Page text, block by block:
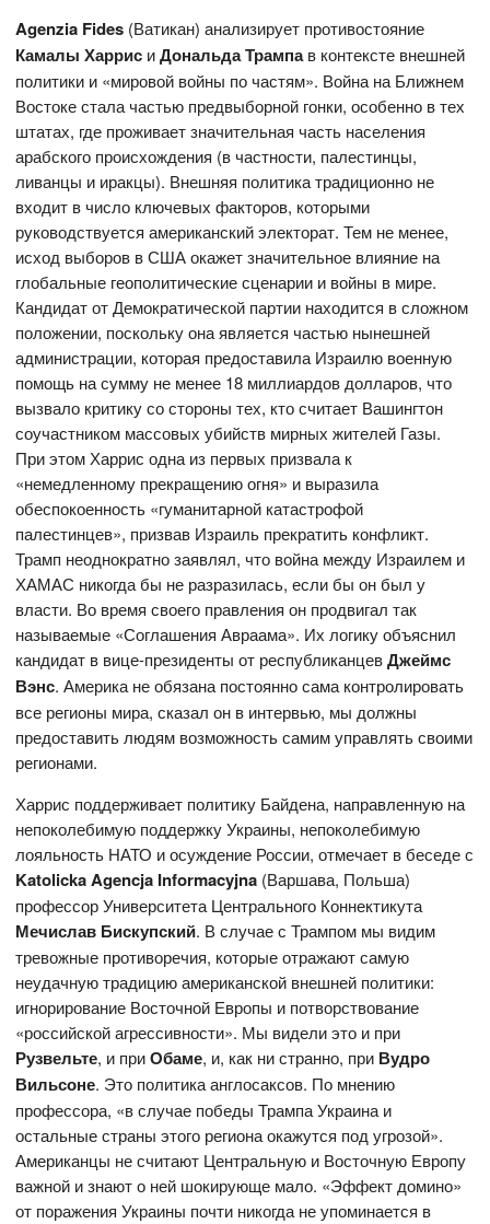
Agenzia Fides (Ватикан) анализирует противостояние
Камалы Харрис иДональда Трампав контексте внешней
политики и «мировой войны по частям». Война на Ближнем
Востоке стала частью предвыборной гонки, особенно в тех
штатах, где проживает значительная часть населения
арабского происхождения (в частности, палестинцы,
ливанцы и иракцы). Внешняя политика традиционно не
входит в число ключевых факторов, которыми
руководствуется американский электорат. Тем не менее,
исход выборов в США окажет значительное влияние на
глобальные геополитические сценарии и войны в мире.
Кандидат от Демократической партии находится в сложном
положении, поскольку она является частью нынешней
администрации, которая предоставила Израилю военную
помощь на сумму не менее 18 миллиардов долларов, что
вызвало критику со стороны тех, кто считает Вашингтон
соучастником массовых убийств мирных жителей Газы.
При этом Харрис одна из первых призвала к
«немедленному прекращению огня» и выразила
обеспокоенность «гуманитарной катастрофой
палестинцев», призвав Израиль прекратить конфликт.
Трамп неоднократно заявлял, что война между Израилем и
ХАМАС никогда бы не разразилась, если бы он был у
власти. Во время своего правления он продвигал так
называемые «Соглашения Авраама». Их логику объяснил
кандидат в вице-президенты от республиканцевДжеймс
Вэнс. Америка не обязана постоянно сама контролировать
все регионы мира, сказал он в интервью, мы должны
предоставить людям возможность самим управлять своими
регионами.
Харрис поддерживает политику Байдена, направленную на
непоколебимую поддержку Украины, непоколебимую
лояльность НАТО и осуждение России, отмечает в беседе с
KatolickaAgencja Informacyjna (Варшава, Польша)
профессор Университета Центрального Коннектикута
Мечислав Бискупский. В случае с Трампом мы видим
тревожные противоречия, которые отражают самую
неудачную традицию американской внешней политики:
игнорирование Восточной Европы и потворствование
«российской агрессивности». Мы видели это и при
Рузвельте, и приОбаме, и, как ни странно, при Вудро
Вильсоне. Это политика англосаксов. По мнению
профессора, «в случае победы Трампа Украина и
остальные страны этого региона окажутся под угрозой».
Американцы не считают Центральную и Восточную Европу
важной и знают о ней шокирующе мало. «Эффект домино»
от поражения Украины почти никогда не упоминается в